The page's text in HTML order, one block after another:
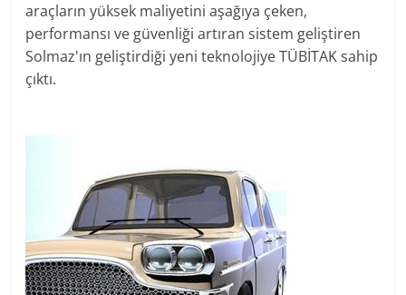
araçların yüksek maliyetini aşağıya çeken,
performansı ve güvenliği artıran sistem geliştiren
Solmaz'ın geliştirdiği yeni teknolojiye TÜBİTAK sahip
çıktı.